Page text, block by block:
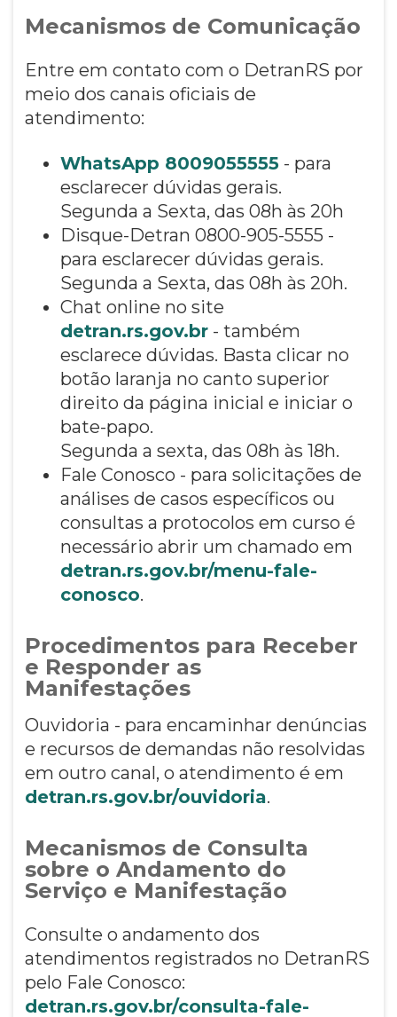
Mecanismos de Comunicação
Entre em contato com o DetranRS por
meio dos canais oficiais de
atendimento:
WhatsApp 8009055555- para
esclarecer dúvidas gerais.
Segunda a Sexta, das 08h às 20h
Disque-Detran 0800-905-5555 -
para esclarecer dúvidas gerais.
Segunda a Sexta, das 08h às 20h.
Chat online no site
detran.rs.gov.br- também
esclarece dúvidas. Basta clicar no
botão laranja no canto superior
direito da página inicial e iniciar o
bate-papo.
Segunda a sexta, das 08h às 18h.
Fale Conosco - para solicitações de
análises de casos específicos ou
consultas a protocolos em curso é
necessário abrir um chamado em
detran.rs.gov.br/menu-fale-
conosco.
Procedimentos para Receber
e Responder as
Manifestações
Ouvidoria - para encaminhar denúncias
e recursos de demandas não resolvidas
em outro canal, o atendimento é em
detran.rs.gov.br/ouvidoria.
Mecanismos de Consulta
sobre o Andamento do
Serviço e Manifestação
Consulte o andamento dos
atendimentos registrados no DetranRS
pelo Fale Conosco:
detran.rs.gov.br/consulta-fale-